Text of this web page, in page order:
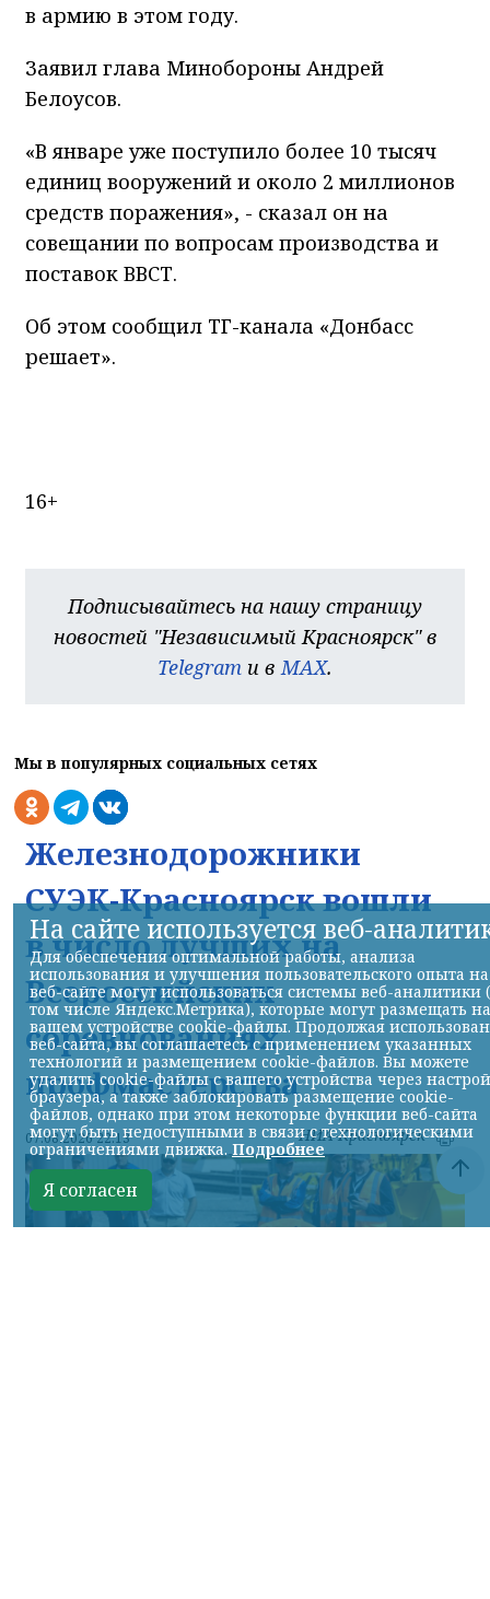
в армию в этом году.
Заявил глава Минобороны Андрей
Белоусов.
«В январе уже поступило более 10 тысяч
единиц вооружений и около 2 миллионов
средств поражения», - сказал он на
совещании по вопросам производства и
поставок ВВСТ.
Об этом сообщил ТГ-канала «Донбасс
решает».
16+
Подписывайтесь на нашу страницу
новостей "Независимый Красноярск" в
Telegram и в MAX.
Мы в популярных социальных сетях
Железнодорожники
СУЭК-Красноярск вошли
в число лучших на
Всероссийских
соревнованиях
профмастерства
07.08.2026 22:13 НИА-Красноярск
На сайте используется веб-
Для обеспечения оптимальной работы, анализа
использования и улучшения пользовательского опыта на
веб-сайте могут использоваться системы веб-аналитики
том числе Яндекс.Метрика), которые могут размещать на
вашем устройстве cookie-файлы. Продолжая
веб-сайта, вы соглашаетесь с применением указанных
технологий и размещением cookie-файлов. Вы можете
удалить cookie-файлы с вашего устройства через
браузера, а также заблокировать размещение cookie-
файлов, однако при этом некоторые функции веб-сайта
могут быть недоступными в связи с технологическими
ограничениями движка.Подробнее
Я согласен